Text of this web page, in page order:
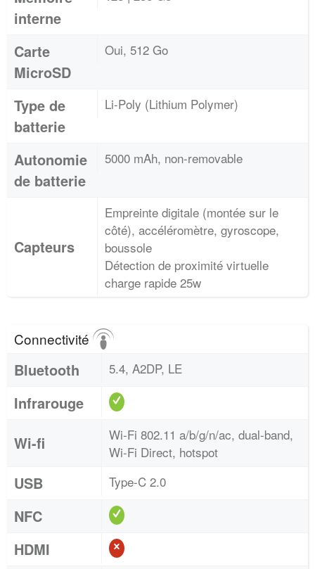
interne
Carte
MicroSD
Oui, 512 Go
Type de
batterie
Li-Poly (Lithium Polymer)
Autonomie
de batterie
5000 mAh, non-removable
Capteurs
Empreinte digitale (montée sur le
côté), accéléromètre, gyroscope,
boussole
Détection de proximité virtuelle
charge rapide 25w
Connectivité
Bluetooth 5.4, A2DP, LE
Infrarouge
Wi-fi
Wi-Fi 802.11 a/b/g/n/ac, dual-band,
Wi-Fi Direct, hotspot
USB Type-C 2.0
NFC
HDMI